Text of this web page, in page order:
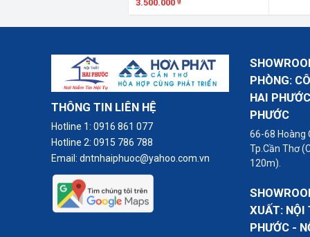
3.500.000
THÔNG TIN LIÊN HỆ
Hotline 1: 0916 861 077
Hotline 2: 0915 786 788
Email: dntnhaiphuoc@yahoo.com.vn
PHÒNG:
HAI
PHƯỚC
66-68 Hoàng
Tp.Cần Thơ
120m).
XUẤT: NỘI
PHƯỚC -